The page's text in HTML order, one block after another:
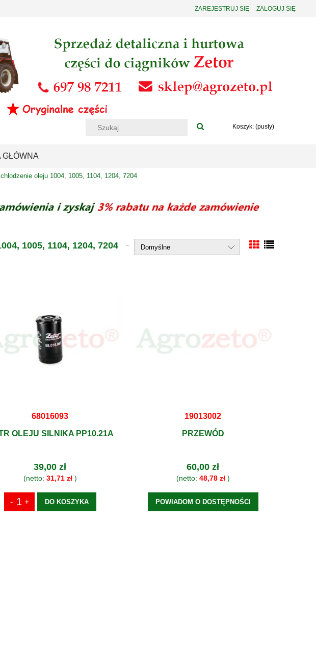
ZAREJESTRUJ SIĘ ZALOGUJ SIĘ
Koszyk: (pusty)
GŁÓWNA
oleju 1004, 1005, 1104, 1204, 7204
1005, 1104, 1204, 7204
68016093
OLEJU SILNIKA PP10.21A
39,00 zł
(netto: 31,71 zł)
DO KOSZYKA
19013002
PRZEWÓD
60,00 zł
(netto: 48,78 zł)
POWIADOM O DOSTĘPNOŚCI